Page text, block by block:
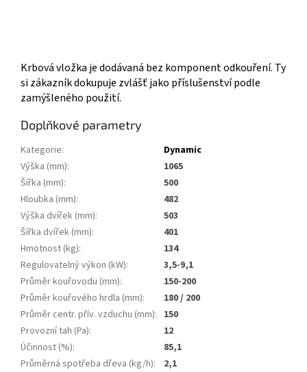
Krbová vložka je dodávaná bez komponent odkouření. Ty
si zákazník dokupuje zvlášť jako příslušenství podle
zamýšleného použití.
Doplňkové parametry
Kategorie:
Dynamic
Výška (mm):
1065
Šířka (mm):
500
Hloubka (mm):
482
Výška dvířek (mm):
503
Šířka dvířek (mm):
401
Hmotnost (kg):
134
Regulovatelný výkon (kW):
3,5-9,1
Průměr kouřovodu (mm):
150-200
Průměr kouřového hrdla (mm):
180 / 200
Průměr centr. přív. vzduchu (mm): 150
Provozní tah (Pa):
12
Účinnost (%):
85,1
Průměrná spotřeba dřeva (kg/h): 2,1